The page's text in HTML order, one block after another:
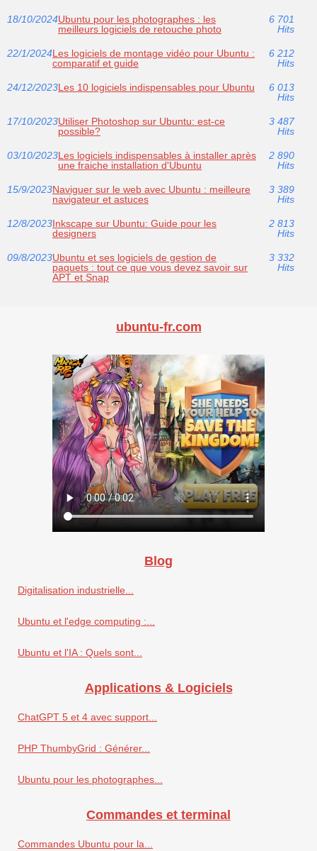
18/10/2024Ubuntu pour les photographes : les
meilleurs logiciels de retouche photo
6 701
Hits
22/1/2024Les logiciels de montage vidéo pour Ubuntu :
comparatif et guide
6 212
Hits
24/12/2023Les 10 logiciels indispensables pour Ubuntu
6 013
Hits
17/10/2023Utiliser Photoshop sur Ubuntu: est-ce
possible?
3 487
Hits
03/10/2023Les logiciels indispensables à installer après
une fraiche installation d'Ubuntu
2 890
Hits
15/9/2023Naviguer sur le web avec Ubuntu : meilleure
navigateur et astuces
3 389
Hits
12/8/2023Inkscape sur Ubuntu: Guide pour les
designers
2 813
Hits
09/8/2023Ubuntu et ses logiciels de gestion de
paquets : tout ce que vous devez savoir sur
APT et Snap
3 332
Hits
ubuntu-fr.com
Blog
Digitalisation industrielle...
Ubuntu et l'edge computing :...
Ubuntu et l'IA : Quels sont...
Applications & Logiciels
ChatGPT 5 et 4 avec support...
PHP ThumbyGrid : Générer...
Ubuntu pour les photographes...
Commandes et terminal
Commandes Ubuntu pour la...